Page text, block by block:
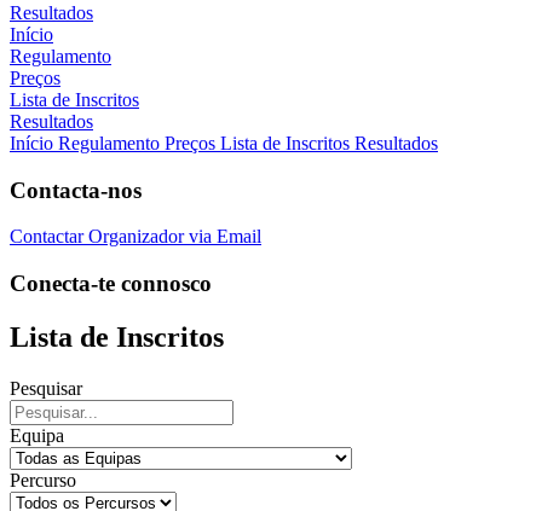
Resultados
Início
Regulamento
Preços
Lista de Inscritos
Resultados
Início Regulamento Preços Lista de Inscritos Resultados
Contacta-nos
Contactar Organizador via Email
Conecta-te connosco
Lista de Inscritos
Pesquisar
Equipa
Percurso